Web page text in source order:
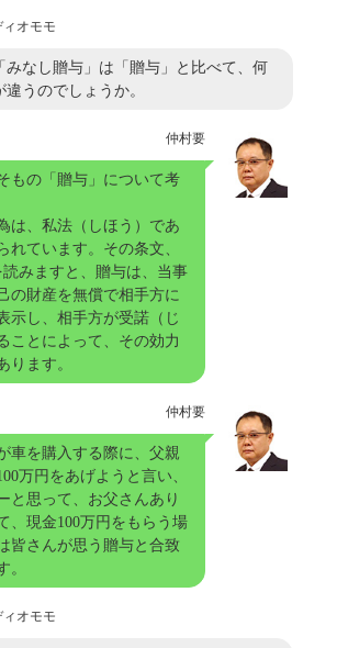
ィオモモ
「みなし贈与」は「贈与」と比べて、何
違うのでしょうか。
仲村要
もの「贈与」について考
は、私法（しほう）であ
れています。その条文、
読みますと、贈与は、当事
の財産を無償で相手方に
示し、相手方が受諾（じ
ことによって、その効力
ります。
仲村要
車を購入する際に、父親
万円をあげようと言い、
と思って、お父さんあり
、現金100万円をもらう場
皆さんが思う贈与と合致
。
ィオモモ